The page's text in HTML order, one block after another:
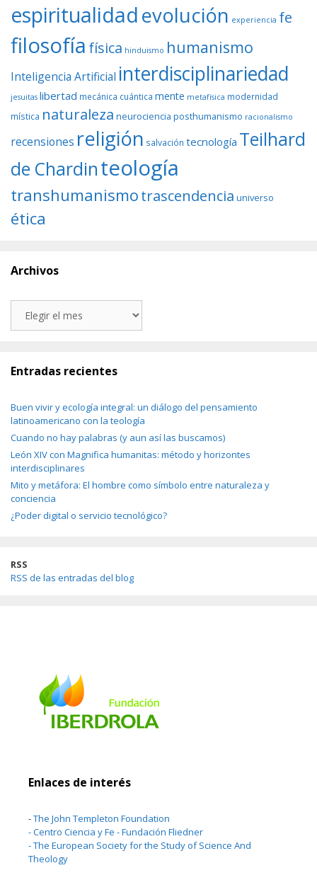
espiritualidadevolución experiencia fe
filosofía física hinduismo humanismo
Inteligencia Artificial interdisciplinariedad
jesuitas libertad mecánica cuántica mente metafísica modernidad
mística naturaleza neurociencia posthumanismo racionalismo
recensiones religión salvación tecnología Teilhard
de Chardinteología
transhumanismotrascendencia universo
ética
Archivos
Entradas recientes
Buen vivir y ecología integral: un diálogo del pensamiento
latinoamericano con la teología
Cuando no hay palabras (y aun así las buscamos)
León XIV con Magnifica humanitas: método y horizontes
interdisciplinares
Mito y metáfora: El hombre como símbolo entre naturaleza y
conciencia
¿Poder digital o servicio tecnológico?
RSS
RSS de las entradas del blog
Enlaces de interés
-The John Templeton Foundation
-Centro Ciencia y Fe - Fundación Fliedner
-The European Society for the Study of Science And
Theology